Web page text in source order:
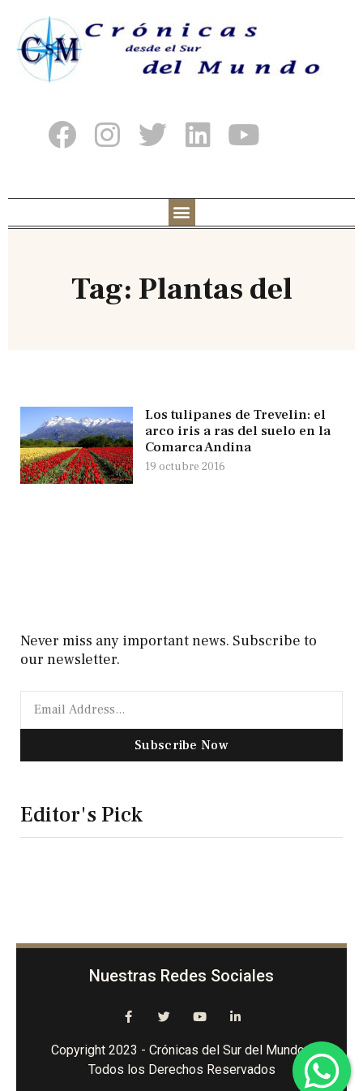
Tag: Plantas del
Los tulipanes de Trevelin: el
arco iris a ras del suelo en la
Comarca Andina
19 octubre 2016
Never miss any important news. Subscribe to
our newsletter.
Subscribe Now
Editor's Pick
Nuestras Redes Sociales
Copyright 2023 - Crónicas del Sur del Mundo -
Todos los Derechos Reservados